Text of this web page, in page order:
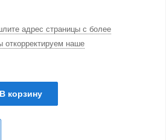
адрес страницы с более
наше
В корзину